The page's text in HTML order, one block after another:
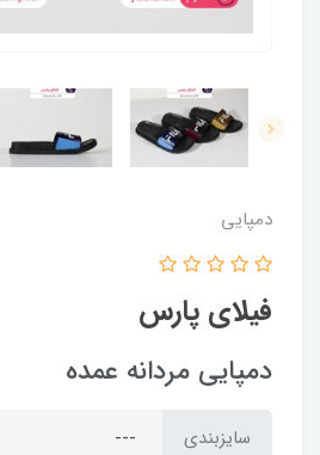
دمپایی
فیلای پارس
دمپایی مردانه عمده
سایزبندی